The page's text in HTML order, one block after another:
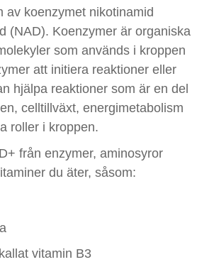
av koenzymet nikotinamid
(NAD). Koenzymer är organiska
som används i kroppen
att initiera reaktioner eller
hjälpa reaktioner som är en del
celltillväxt, energimetabolism
roller i kroppen.
från enzymer, aminosyror
du äter, såsom:
vitamin B3